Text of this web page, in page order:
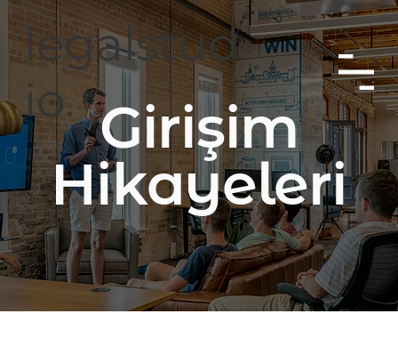
legalstud
io. Girişim
Hikayeleri